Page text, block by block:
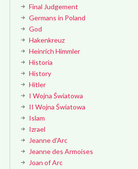
Final Judgement
Germans in Poland
God
Hakenkreuz
Heinrich Himmler
Historia
History
Hitler
I Wojna Światowa
II Wojna Światowa
Islam
Izrael
Jeanne d'Arc
Jeanne des Armoises
Joan of Arc